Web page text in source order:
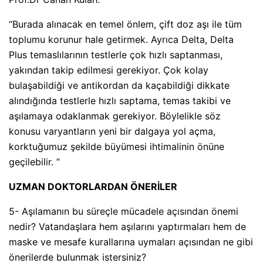
“Burada alınacak en temel önlem, çift doz aşı ile tüm
toplumu korunur hale getirmek. Ayrıca Delta, Delta
Plus temaslılarının testlerle çok hızlı saptanması,
yakından takip edilmesi gerekiyor. Çok kolay
bulaşabildiği ve antikordan da kaçabildiği dikkate
alındığında testlerle hızlı saptama, temas takibi ve
aşılamaya odaklanmak gerekiyor. Böylelikle söz
konusu varyantların yeni bir dalgaya yol açma,
korktuğumuz şekilde büyümesi ihtimalinin önüne
geçilebilir. ”
UZMAN DOKTORLARDAN ÖNERİLER
5- Aşılamanın bu süreçle mücadele açısından önemi
nedir? Vatandaşlara hem aşılarını yaptırmaları hem de
maske ve mesafe kurallarına uymaları açısından ne gibi
önerilerde bulunmak istersiniz?